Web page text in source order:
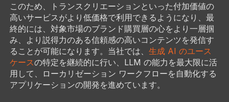
このため、トランスクリエーションといった付加価値の
高いサービスがより低価格で利用できるようになり、最
終的には、対象市場のブランド購買層の心をより一層掴
み、より説得力のある信頼感の高いコンテンツを発信す
ることが可能になります。当社では、 生成 AI のユース
ケースの特定を継続的に行い、LLM の能力を最大限に活
用して、ローカリゼーション ワークフローを自動化する
アプリケーションの開発を進めています。